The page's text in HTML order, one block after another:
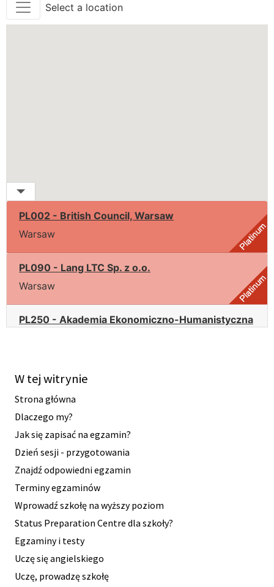
Select a location
PL002 - British Council, Warsaw
Warsaw
PL090 - Lang LTC Sp. z o.o.
Warsaw
PL250 - Akademia Ekonomiczno-Humanistyczna
Warsaw
PL004 - British Council - Ateneum British Centre
Gdańsk
PL010 - British Council - Centrum Brytyjskie
Lublin
PL006 - British Council - English Club
Poznań
PL006 (Wroclaw) - British Council - English Club
Wrocław
W tej witrynie
Strona główna
Dlaczego my?
Jak się zapisać na egzamin?
Dzień sesji - przygotowania
Znajdź odpowiedni egzamin
Terminy egzaminów
Wprowadź szkołę na wyższy poziom
Status Preparation Centre dla szkoły?
Egzaminy i testy
Uczę się angielskiego
Uczę, prowadzę szkołę